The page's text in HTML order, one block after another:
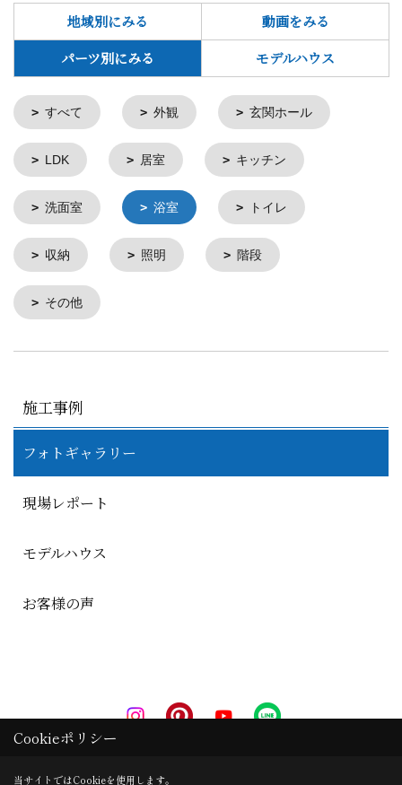
地域別にみる
動画をみる
パーツ別にみる
モデルハウス
すべて 外観 玄関ホール
LDK 居室 キッチン
洗面室 浴室 トイレ
収納 照明 階段
その他
施工事例
フォトギャラリー
現場レポート
モデルハウス
お客様の声
Copyright (c) AkitaRingyouHome. All Rights Reserved.
Cookieポリシー
当サイトではCookieを使用します。